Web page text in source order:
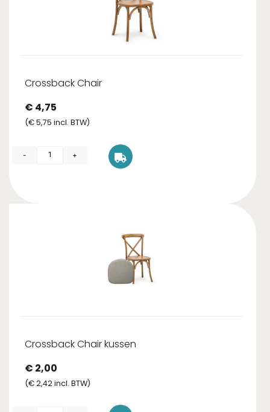
Crossback Chair
€ 4,75
(€5,75 incl. BTW)
- +
Crossback Chair kussen
€ 2,00
(€2,42incl. BTW)